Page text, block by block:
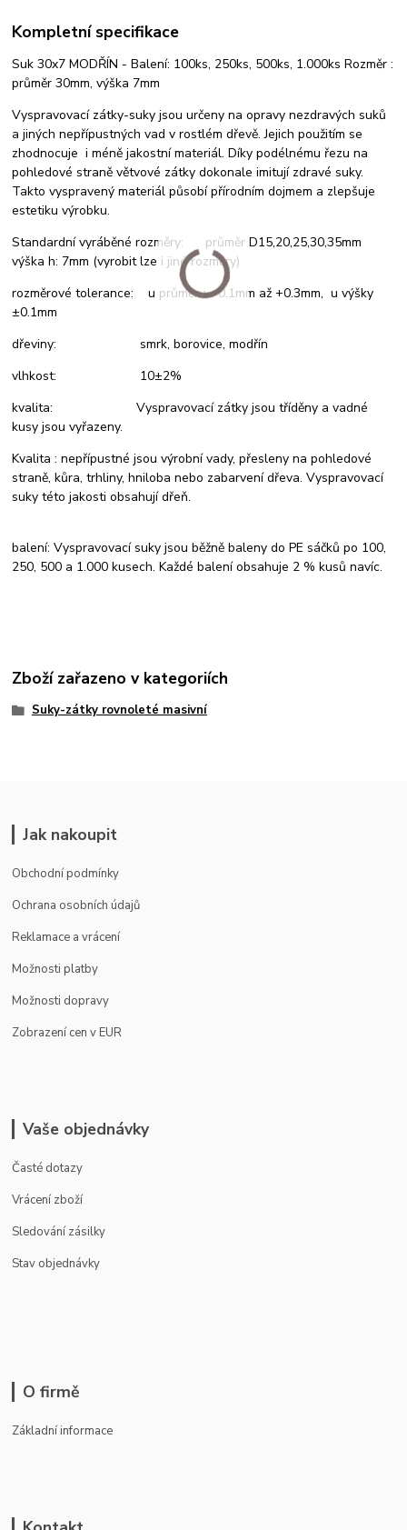
Kompletní specifikace
Suk 30x7 MODŘÍN - Balení: 100ks, 250ks, 500ks, 1.000ks Rozměr :
průměr 30mm, výška 7mm
Vyspravovací zátky-suky jsou určeny na opravy nezdravých suků
a jiných nepřípustných vad v rostlém dřevě. Jejich použitím se
zhodnocuje i méně jakostní materiál. Díky podélnému řezu na
pohledové straně větvové zátky dokonale imitují zdravé suky.
Takto vyspravený materiál působí přírodním dojmem a zlepšuje
estetiku výrobku.
Standardní vyráběné rozměry: průměr D15,20,25,30,35mm
výška h: 7mm (vyrobit lze i jiné rozměry)
rozměrové tolerance: u průměru +0.1mm až +0.3mm, u výšky
±0.1mm
dřeviny: smrk, borovice, modřín
vlhkost: 10±2%
kvalita: Vyspravovací zátky jsou tříděny a vadné
kusy jsou vyřazeny.
Kvalita : nepřípustné jsou výrobní vady, přesleny na pohledové
straně, kůra, trhliny, hniloba nebo zabarvení dřeva. Vyspravovací
suky této jakosti obsahují dřeň.
balení: Vyspravovací suky jsou běžně baleny do PE sáčků po 100,
250, 500 a 1.000 kusech. Každé balení obsahuje 2 % kusů navíc.
Zboží zařazeno v kategoriích
Suky-zátky rovnoleté masivní
Jak nakoupit
Obchodní podmínky
Ochrana osobních údajů
Reklamace a vrácení
Možnosti platby
Možnosti dopravy
Zobrazení cen v EUR
Vaše objednávky
Časté dotazy
Vrácení zboží
Sledování zásilky
Stav objednávky
O firmě
Základní informace